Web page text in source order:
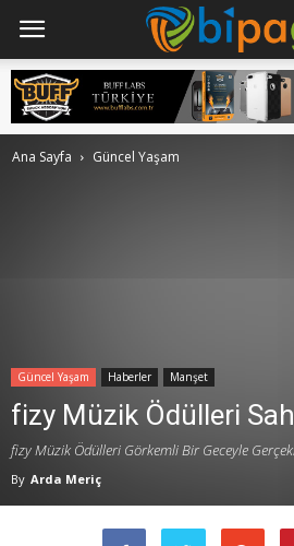
Ana Sayfa Güncel Yaşam
Güncel Yaşam Haberler Manşet
fizy Müzik Ödülleri
fizy Müzik Ödülleri Görkemli Bir Geceyle
By Arda Meriç